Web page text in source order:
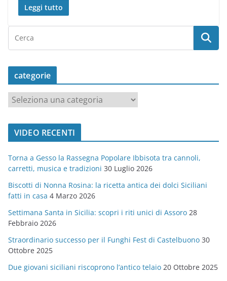
Leggi tutto
categorie
a
t
o
r
i
e
VIDEO RECENTI
Torna a Gesso la Rassegna Popolare Ibbisota tra cannoli,
carretti, musica e tradizioni 30 Luglio 2026
Biscotti di Nonna Rosina: la ricetta antica dei dolci Siciliani
fatti in casa 4 Marzo 2026
Settimana Santa in Sicilia: scopri i riti unici di Assoro 28
Febbraio 2026
Straordinario successo per il Funghi Fest di Castelbuono 30
Ottobre 2025
Due giovani siciliani riscoprono l’antico telaio 20 Ottobre 2025